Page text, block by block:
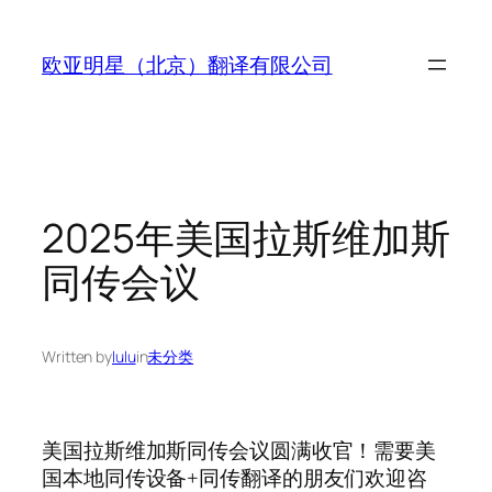
content
欧亚明星（北京）翻译有限公司
2025年美国拉斯维加斯
同传会议
Written byluluin未分类
美国拉斯维加斯同传会议圆满收官！需要美
国本地同传设备+同传翻译的朋友们欢迎咨